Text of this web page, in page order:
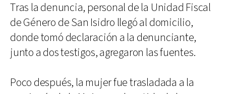
Tras la denuncia, personal de la Unidad Fiscal
de Género de San Isidro llegó al domicilio,
donde tomó declaración a la denunciante,
junto a dos testigos, agregaron las fuentes.
Poco después, la mujer fue trasladada a la